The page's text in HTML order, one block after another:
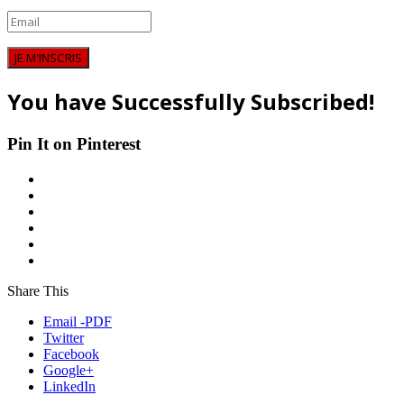
JE M'INSCRIS
You have Successfully Subscribed!
Pin It on Pinterest
Share This
Email -PDF
Twitter
Facebook
Google+
LinkedIn